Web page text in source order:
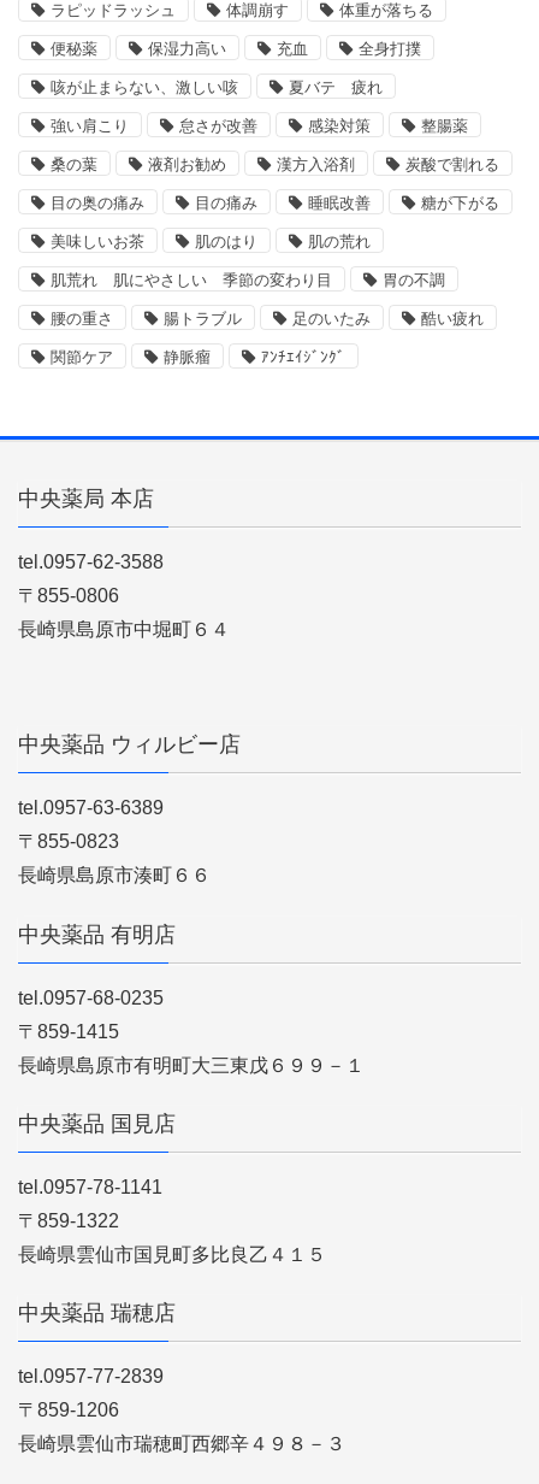
ラピッドラッシュ 体調崩す 体重が落ちる
便秘薬 保湿力高い 充血 全身打撲
咳が止まらない、激しい咳 夏バテ 疲れ
強い肩こり 怠さが改善 感染対策 整腸薬
桑の葉 液剤お勧め 漢方入浴剤 炭酸で割れる
目の奥の痛み 目の痛み 睡眠改善 糖が下がる
美味しいお茶 肌のはり 肌の荒れ
肌荒れ 肌にやさしい 季節の変わり目 胃の不調
腰の重さ 腸トラブル 足のいたみ 酷い疲れ
関節ケア 静脈瘤 ｱﾝﾁｴｲｼﾞﾝｸﾞ
中央薬局 本店
tel.0957-62-3588
〒855-0806
長崎県島原市中堀町６４
中央薬品 ウィルビー店
tel.0957-63-6389
〒855-0823
長崎県島原市湊町６６
中央薬品 有明店
tel.0957-68-0235
〒859-1415
長崎県島原市有明町大三東戊６９９－１
中央薬品 国見店
tel.0957-78-1141
〒859-1322
長崎県雲仙市国見町多比良乙４１５
中央薬品 瑞穂店
tel.0957-77-2839
〒859-1206
長崎県雲仙市瑞穂町西郷辛４９８－３